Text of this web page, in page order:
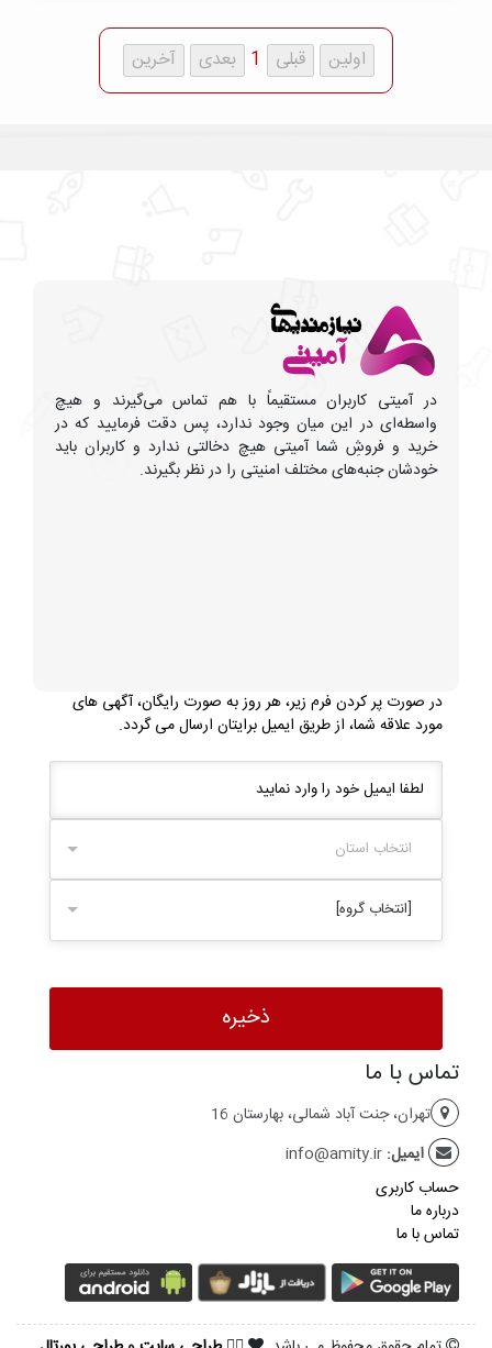
1
در آمیتی کاربران مستقیماً با هم تماس می‌گیرند و هیچ
واسطه‌ای در این میان وجود ندارد، پس دقت فرمایید که در
خرید و فروشِ شما آمیتی هیچ دخالتی ندارد و کاربران باید
خودشان جنبه‌های مختلف امنیتی را در نظر بگیرند.
در صورت پر کردن فرم زیر، هر روز به صورت رایگان، آگهی های
مورد علاقه شما، از طریق ایمیل برایتان ارسال می گردد.
انتخاب استان
[انتخاب گروه]
تماس با ما
تهران، جنت آباد شمالی، بهارستان 16
ایمیل: info@amity.ir
حساب کاربری
درباره ما
تماس با ما